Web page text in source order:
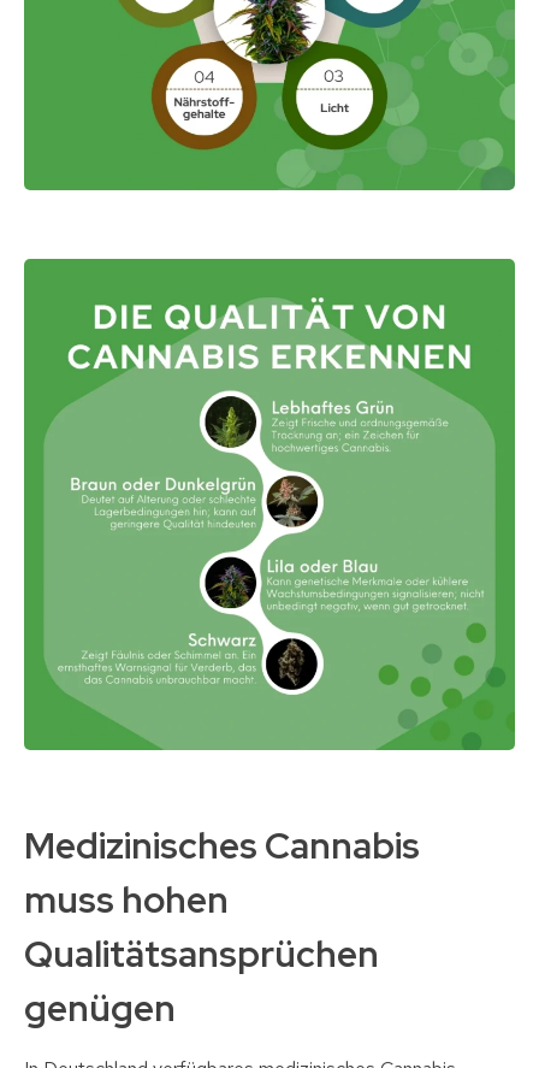
Medizinisches Cannabis
muss hohen
Qualitätsansprüchen
genügen